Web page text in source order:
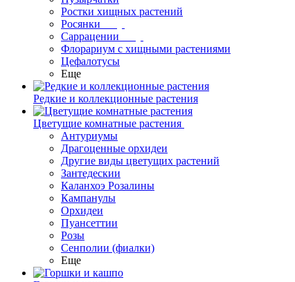
Ростки хищных растений
Росянки
Саррацении
Флорариум с хищными растениями
Цефалотусы
Еще
Редкие и коллекционные растения
Цветущие комнатные растения
Антуриумы
Драгоценные орхидеи
Другие виды цветущих растений
Зантедескии
Каланхоэ Розалины
Кампанулы
Орхидеи
Пуансеттии
Розы
Сенполии (фиалки)
Еще